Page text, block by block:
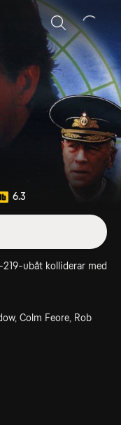
Sök
6.3
ubåt kolliderar med
Colm Feore, Rob